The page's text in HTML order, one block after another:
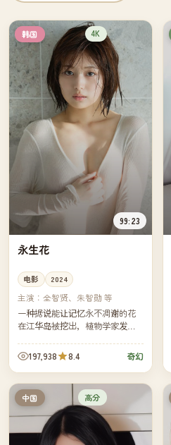
韩国 4K
99:23
永生花
电影 2024
主演： 全智贤、朱智勋 等
一种据说能让记忆永不凋谢的花
在江华岛被挖出，植物学家发现
一段过去。她必须在迷恋与遗忘
之间，做出科学家不该做的选
择。
197,938 8.4 奇幻
中国 高分